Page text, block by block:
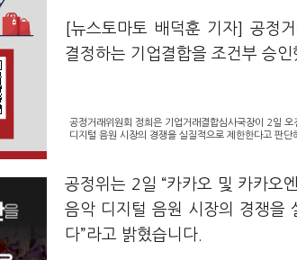
[뉴스토마토 배덕훈 기자] 공정
결정하는 기업결합을 조건부 승인
공정거래위원회 정희은 기업거래결합심사국장이 2일
디지털 음원 시장의 경쟁을 실질적으로 제한한다고 판
공정위는 2일 “카카오 및 카카오
음악 디지털 음원 시장의 경쟁을
다”라고 밝혔습니다